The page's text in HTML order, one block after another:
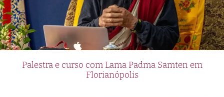
Palestra e curso com Lama Padma Samten em
Florianópolis